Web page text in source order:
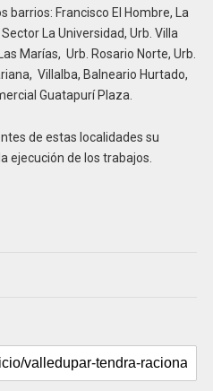
barrios: Francisco El Hombre, La
La Universidad, Urb. Villa
Marías, Urb. Rosario Norte, Urb.
Villalba, Balneario Hurtado,
Guatapurí Plaza.
de estas localidades su
ejecución de los trabajos.